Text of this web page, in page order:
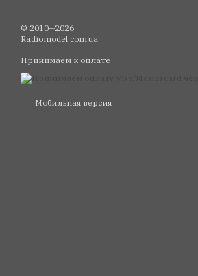
© 2010—2026
Radiomodel.com.ua
Принимаем к оплате
Мобильная версия